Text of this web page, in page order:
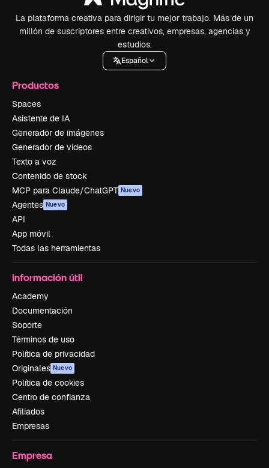
La plataforma creativa para dirigir tu mejor trabajo. Más de un
millón de suscriptores entre creativos, empresas, agencias y
estudios.
Español
Productos
Spaces
Asistente de IA
Generador de imágenes
Generador de vídeos
Texto a voz
Contenido de stock
MCP para Claude/ChatGPT Nuevo
Agentes Nuevo
API
App móvil
Todas las herramientas
Información útil
Academy
Documentación
Soporte
Términos de uso
Política de privacidad
Originales Nuevo
Política de cookies
Centro de confianza
Afiliados
Empresas
Empresa